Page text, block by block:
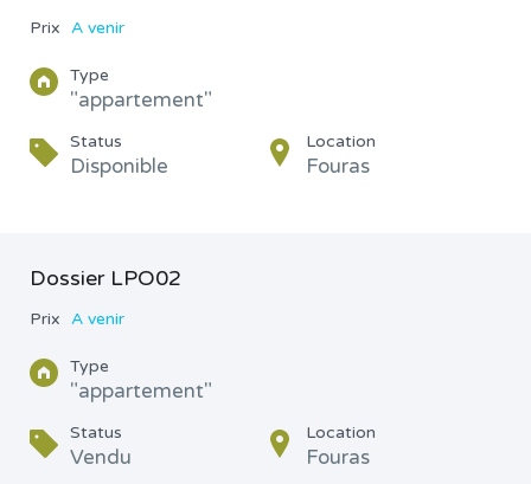
Prix A venir
Type
"appartement"
Status
Disponible
Location
Fouras
Dossier LPO02
Prix A venir
Type
"appartement"
Status
Vendu
Location
Fouras